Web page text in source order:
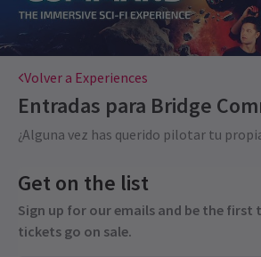
Volver a Experiences
Entradas para Bridge
¿Alguna vez has querido pilotar tu
Get on the list
Sign up for our emails and be the first
tickets go on sale.